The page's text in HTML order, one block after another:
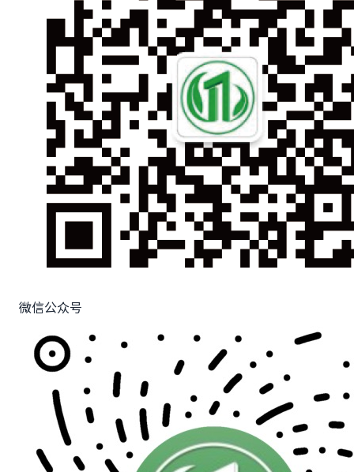
微信公众号